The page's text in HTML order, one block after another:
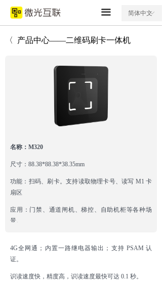
끀 ꀅ
简体中文
〈 产品中心——二维码刷卡一体机
名称：M320
尺寸：88.38*88.38*38.35mm
功能：扫码、刷卡。支持读取物理卡号、读写 M1 卡
扇区
应用：门禁、 通道闸机、梯控、自助机柜等各种场
景。
4G全网通；内置一路继电器输出；支持 PSAM 认
证。
识读速度快，精度高，识读速度最快可达 0.1 秒。